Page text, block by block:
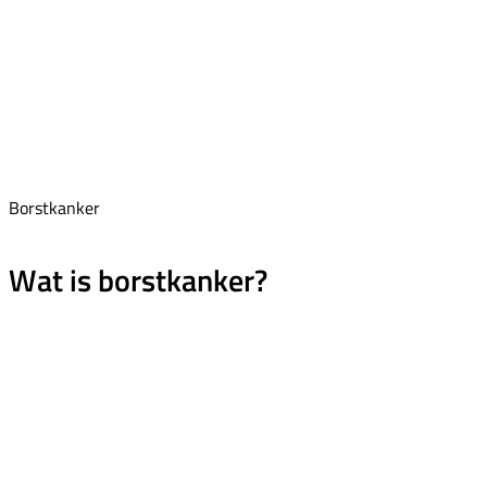
Borstkanker
Wat is borstkanker?